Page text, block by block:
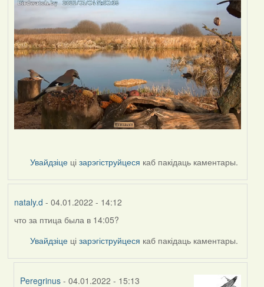
Увайдзіце цізарэгіструйцеся каб пакідаць каментары.
nataly.d - 04.01.2022 - 14:12
что за птица была в 14:05?
Увайдзіце цізарэгіструйцеся каб пакідаць каментары.
Peregrinus - 04.01.2022 - 15:13